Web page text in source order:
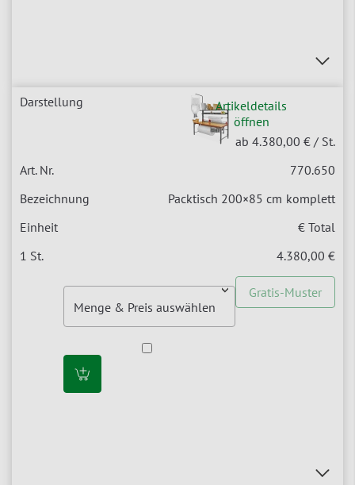
Artikeldetails
öffnen
ab 4.380,00 € / St.
770.650
Packtisch 200×85 cm komplett
€ Total
4.380,00 €
Gratis-Muster